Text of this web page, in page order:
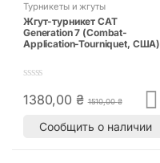
Турникеты и жгуты
Жгут-турникет CAT
Generation 7 (Combat-
Application-Tourniquet, США)
o1380,00 ₴ 1510,00₴
Сообщить о наличии